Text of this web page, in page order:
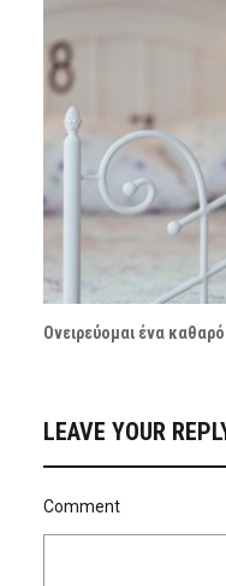
Ονειρεύομαι ένα
LEAVE YOUR
Comment